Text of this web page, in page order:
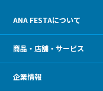
ANA FESTAについて
商品・店舗・サービス
企業情報